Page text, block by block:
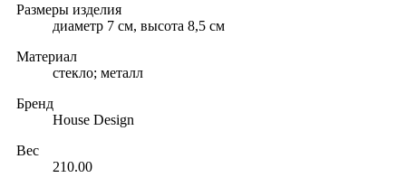
Размеры изделия
диаметр 7 см, высота 8,5 см
Материал
стекло; металл
Бренд
House Design
Вес
210.00